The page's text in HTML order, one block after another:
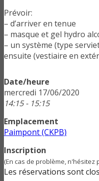
Prévoir:
– d’arriver en tenue
– masque et gel hydro
– un système (type
ensuite (vestiaire en
Date/heure
mercredi 17/06/2020
14:15 - 15:15
Emplacement
Paimpont (CKPB)
Inscription
(En cas de problème, n'hésitez
Les réservations sont